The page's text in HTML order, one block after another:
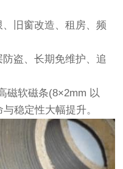
旧窗改造、租房、频
盗、长期免维护、追
软磁条(8×2mm 以
稳定性大幅提升。